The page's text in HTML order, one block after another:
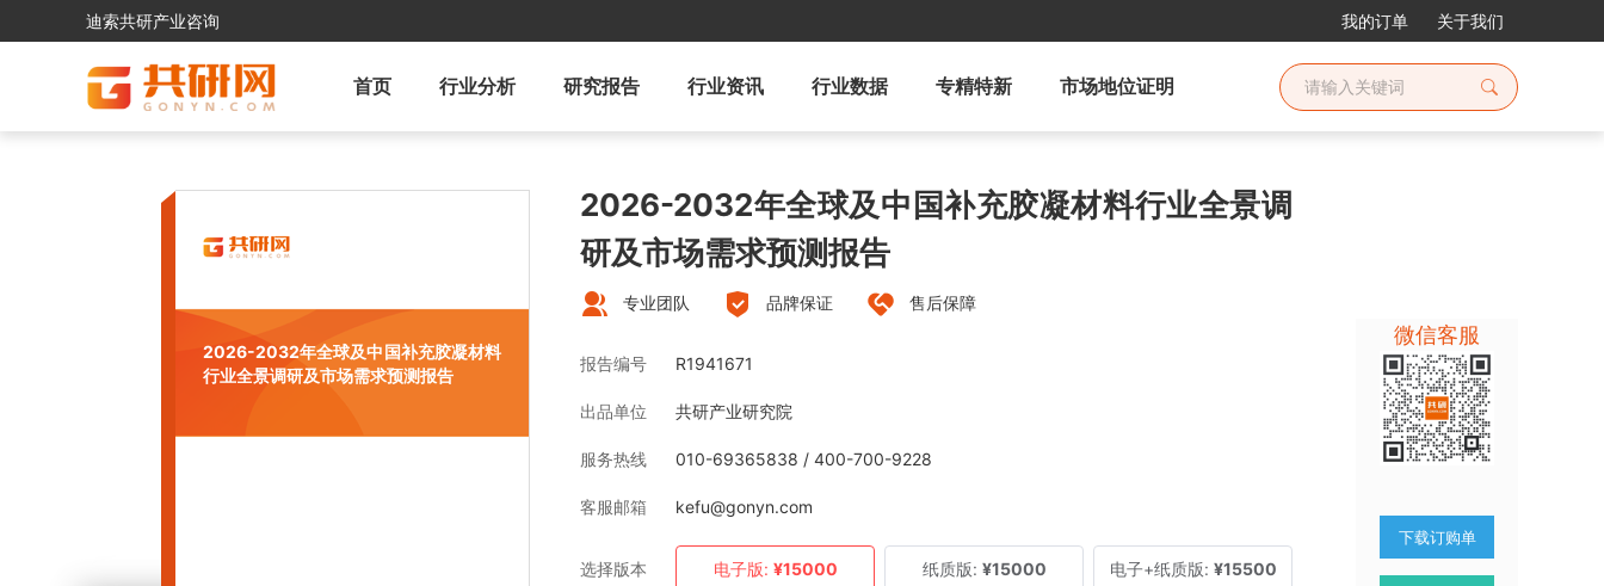
迪索共研产业咨询 我的订单 关于我们
首页 行业分析 研究报告 行业资讯 行业数据 专精特新 市场地位证明
2026-2032年全球及中国补充胶凝材料
行业全景调研及市场需求预测报告
2026-2032年全球及中国补充胶凝材料行业全景调
研及市场需求预测报告
专业团队 品牌保证 售后保障
报告编号 R1941671
出品单位 共研产业研究院
服务热线 010-69365838 / 400-700-9228
客服邮箱 kefu@gonyn.com
选择版本 电子版: ¥15000 纸质版: ¥15000 电子+纸质版: ¥15500
微信客服
下载订购单